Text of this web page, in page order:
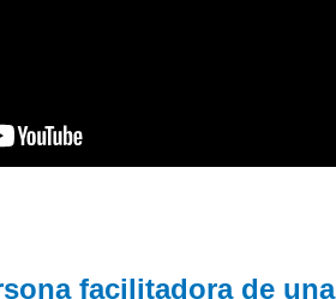
facilitadora de una